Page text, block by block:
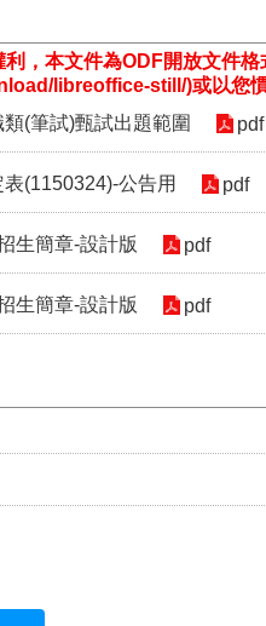
，本文件為ODF開放文件
libreoffice-still/)或以您慣
(筆試)甄試出題範圍
pdf
(1150324)-公告用 pdf
生簡章-設計版 pdf
生簡章-設計版 pdf